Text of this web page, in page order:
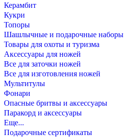
Керамбит
Кукри
Топоры
Шашлычные и подарочные наборы
Товары для охоты и туризма
Аксессуары для ножей
Все для заточки ножей
Все для изготовления ножей
Мультитулы
Фонари
Опасные бритвы и аксессуары
Паракорд и аксессуары
Еще...
Подарочные сертификаты